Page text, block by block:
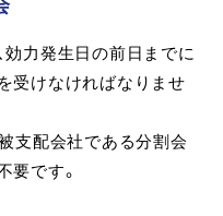
効力発生日の前日までに
受けなければなりませ
支配会社である分割会
要です。